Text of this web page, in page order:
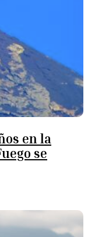
en la
se